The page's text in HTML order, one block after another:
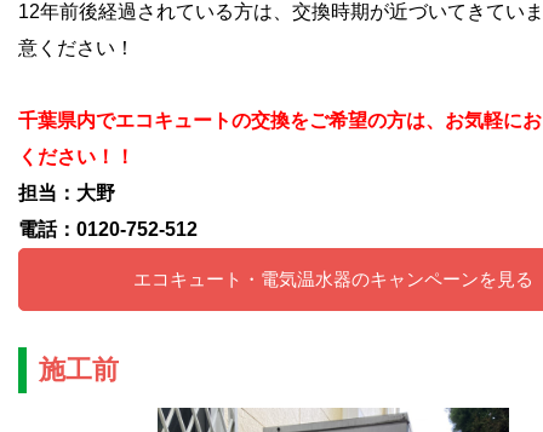
12年前後経過されている方は、交換時期が近づいてきてい
意ください！
千葉県内でエコキュートの交換をご希望の方は、お気軽に
ください！！
担当：大野
電話：0120-752-512
エコキュート・電気温水器のキャンペーンを見る
施工前